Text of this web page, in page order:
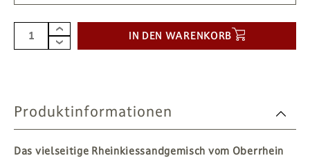
IN DEN WARENKORB
Produktinformationen
Das vielseitige Rheinkiessandgemisch vom Oberrhein